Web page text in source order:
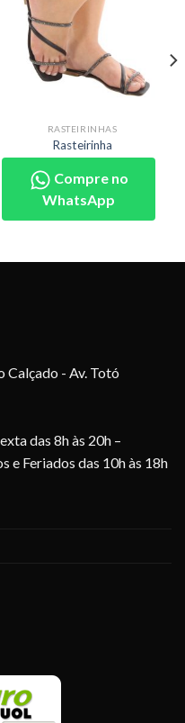
RASTEIRINHAS
Rasteirinha
Compre no
WhatsApp
- Av. Totó
das 8h às 20h –
e Feriados das 10h às 18h